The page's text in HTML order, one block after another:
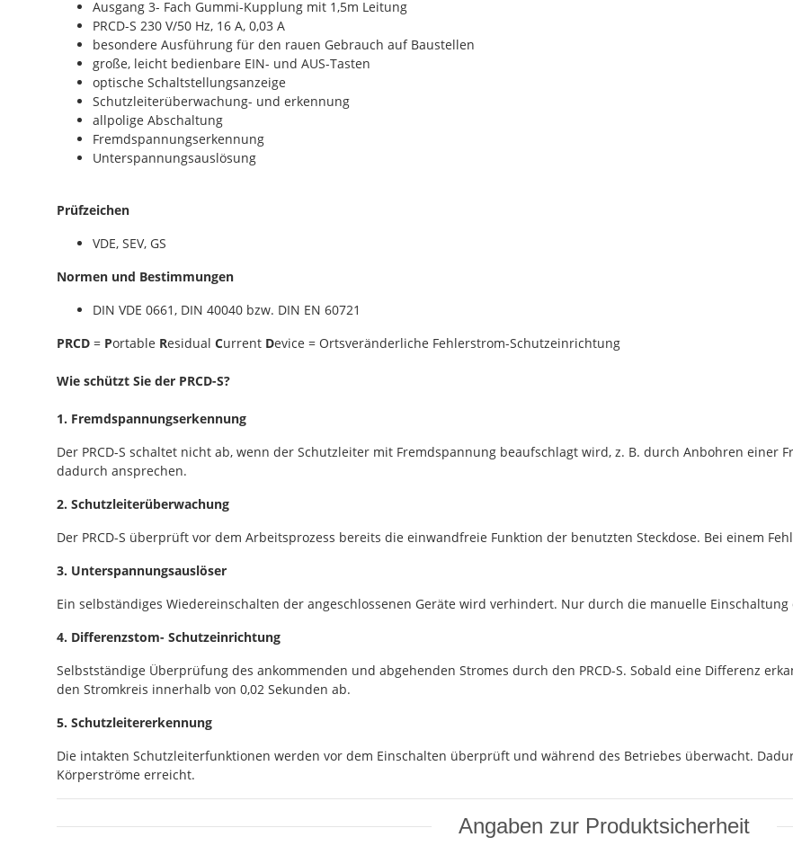
Ausgang 3- Fach Gummi-Kupplung mit 1,5m Leitung
PRCD-S 230 V/50 Hz, 16 A, 0,03 A
besondere Ausführung für den rauen Gebrauch auf Baustellen
große, leicht bedienbare EIN- und AUS-Tasten
optische Schaltstellungsanzeige
Schutzleiterüberwachung- und erkennung
allpolige Abschaltung
Fremdspannungserkennung
Unterspannungsauslösung
Prüfzeichen
VDE, SEV, GS
Normen und Bestimmungen
DIN VDE 0661, DIN 40040 bzw. DIN EN 60721
PRCD = Portable Residual Current Device = Ortsveränderliche Fehlerstrom-Schutzeinrichtung
Wie schützt Sie der PRCD-S?
1. Fremdspannungserkennung
Der PRCD-S schaltet nicht ab, wenn der Schutzleiter mit Fremdspannung beaufschlagt wird, z. B. durch Anbohren einer
dadurch ansprechen.
2. Schutzleiterüberwachung
Der PRCD-S überprüft vor dem Arbeitsprozess bereits die einwandfreie Funktion der benutzten Steckdose. Bei einem
3. Unterspannungsauslöser
Ein selbständiges Wiedereinschalten der angeschlossenen Geräte wird verhindert. Nur durch die manuelle Einschaltung
4. Differenzstom- Schutzeinrichtung
Selbstständige Überprüfung des ankommenden und abgehenden Stromes durch den PRCD-S. Sobald eine Differenz
den Stromkreis innerhalb von 0,02 Sekunden ab.
5. Schutzleitererkennung
Die intakten Schutzleiterfunktionen werden vor dem Einschalten überprüft und während des Betriebes überwacht.
Körperströme erreicht.
Angaben zur Produktsicherheit